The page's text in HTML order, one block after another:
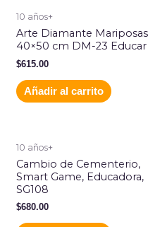
10 años+
Arte Diamante Mariposas
40×50 cm DM-23 Educar
$615.00
Añadir al carrito
10 años+
Cambio de Cementerio,
Smart Game, Educadora,
SG108
$680.00